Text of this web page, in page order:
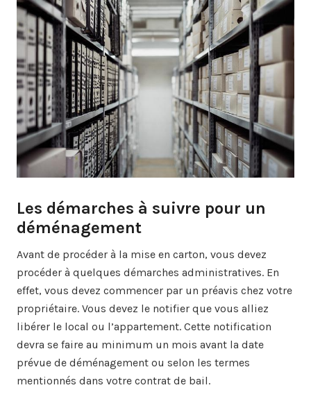
Les démarches à suivre pour un
déménagement
Avant de procéder à la mise en carton, vous devez
procéder à quelques démarches administratives. En
effet, vous devez commencer par un préavis chez votre
propriétaire. Vous devez le notifier que vous alliez
libérer le local ou l’appartement. Cette notification
devra se faire au minimum un mois avant la date
prévue de déménagement ou selon les termes
mentionnés dans votre contrat de bail.